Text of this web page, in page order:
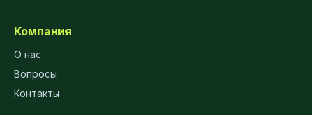
Компания
О нас
Вопросы
Контакты